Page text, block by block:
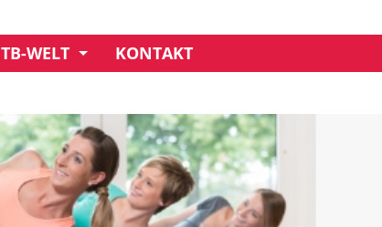
TB-WELT
GESCHÄFTSSTELLE
MITGLIEDSCHAFT
IMPRESSIONEN
KONTAKT